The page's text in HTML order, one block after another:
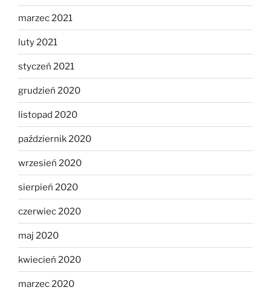
marzec 2021
luty 2021
styczeń 2021
grudzień 2020
listopad 2020
październik 2020
wrzesień 2020
sierpień 2020
czerwiec 2020
maj 2020
kwiecień 2020
marzec 2020